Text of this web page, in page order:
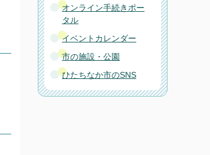
オンライン手続きポー
タル
イベントカレンダー
市の施設・公園
ひたちなか市のSNS